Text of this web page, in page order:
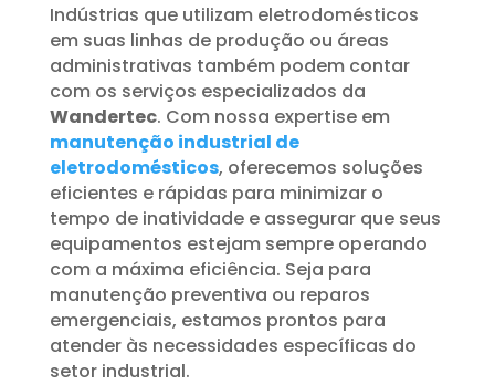
Indústrias que utilizam eletrodomésticos
em suas linhas de produção ou áreas
administrativas também podem contar
com os serviços especializados da
Wandertec. Com nossa expertise em
manutenção industrial de
eletrodomésticos, oferecemos soluções
eficientes e rápidas para minimizar o
tempo de inatividade e assegurar que seus
equipamentos estejam sempre operando
com a máxima eficiência. Seja para
manutenção preventiva ou reparos
emergenciais, estamos prontos para
atender às necessidades específicas do
setor industrial.